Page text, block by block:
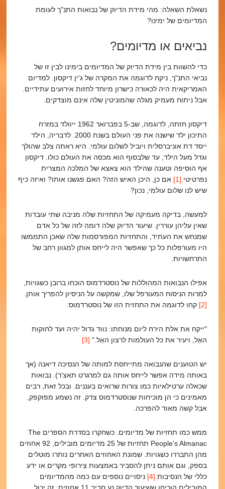
נשאלת השאלה: מהי מידת הדיוק של נבואות התנ"ך לעומת
המדיומים של ימינו?
נביאים או מדיומים?
כדי להשוות בין מידת הדיוק של המדיומים בימינו לבין זו של
נביאי התנ"ך, ניקח לדוגמה את המקרה של ג'ין דיקסון. למדיום
האמריקאית היה לכאורה כישרון מיוחד לחזות אירועים עתידיים.
אבל ניתוח מעמיק מגלה שהמוניטין שלה אינם מוצדקים.
דיקסון חזתה, לדוגמה, שב-5 בפברואר 1962 ייוולד במזרח
התיכון ילד שישנה את פני העולם בשנת 2000. לדבריה, הילד
ייסד דת אוניברסלית ויוביל לשלום עולמי. היא ראתה צלב שהולך
וגדל מעל הילד, עד שלבסוף הוא מכסה את העולם כולו. דיקסון
אף הוסיפה וטענה שהילד הוא צאצא של המלכה המצרית
נפרטיטי. [1]
אם כן, היכן האיש הזה? האם פגשנו אותו? ואיזה כיף
שיש לנו שלום עולמי, נכון?
למעשה, בדיקה מעמיקה של התחזיות שלה מניבה שתי עובדות
שאין עליהן עוררין. שיעור הדיוק שלה דומה לזה של כל אדם
שמנחש את העתיד, והתחזיות המפורסמות שלה שאכן התממשו
היו מעורפלות כל כך שאפשר היה לייחס אותן למגוון רחב של
התרחשויות.
אפילו הנבואות המהוללות של נוסטרדמוס הוכחו ברובן כשגויות,
למרות הניסוח המעורפל שלו, שמקשה על הניסיון להפריך אותן.
[2]
קחו לדוגמה את התחזית הזו של נוסטרדמוס:
"ייקח את אלת הירח ליום מנוחתו: נווד גדול יהיה ועד לחוקות
האֵל, ויעיר את כל העולמות לרצון האֵל."[3]
יש הטוענים שהנבואה מתייחסת למותה של הנסיכה דיאנה (אך
באותה מידה אפשר לייחס אותה גם למרגרט תאצ'ר). נבואות
שכאלה ערטילאיות כמו צורות שרואים בעננים. ובכל זאת, רבים
מאמינים כי הן מוכיחות שנוסטרדמוס צדק. זה נשמע מפוקפק,
אבל קשה מאוד להפרכה.
ממש כמו תחזיות של מדיומים. כשחקרו בסדרת הספרים The
People’s Almanac תחזיות של 25 מדיומים מובילים, 92 אחוזים
מהן התבררו כשגויות. שמונת האחוזים האחרים נותרו מוטלים
בספק, וגם אותם ניתן להסביר באמצעות צירופי מקרים או ידע
כללי של הנסיבות. [4]
ניסויים נוספים עם כמה מהמדיומים